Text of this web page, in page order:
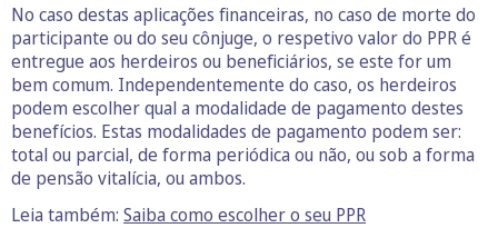
No caso destas aplicações financeiras, no caso de morte do
participante ou do seu cônjuge, o respetivo valor do PPR é
entregue aos herdeiros ou beneficiários, se este for um
bem comum. Independentemente do caso, os herdeiros
podem escolher qual a modalidade de pagamento destes
benefícios. Estas modalidades de pagamento podem ser:
total ou parcial, de forma periódica ou não, ou sob a forma
de pensão vitalícia, ou ambos.
Leia também: Saiba como escolher o seu PPR